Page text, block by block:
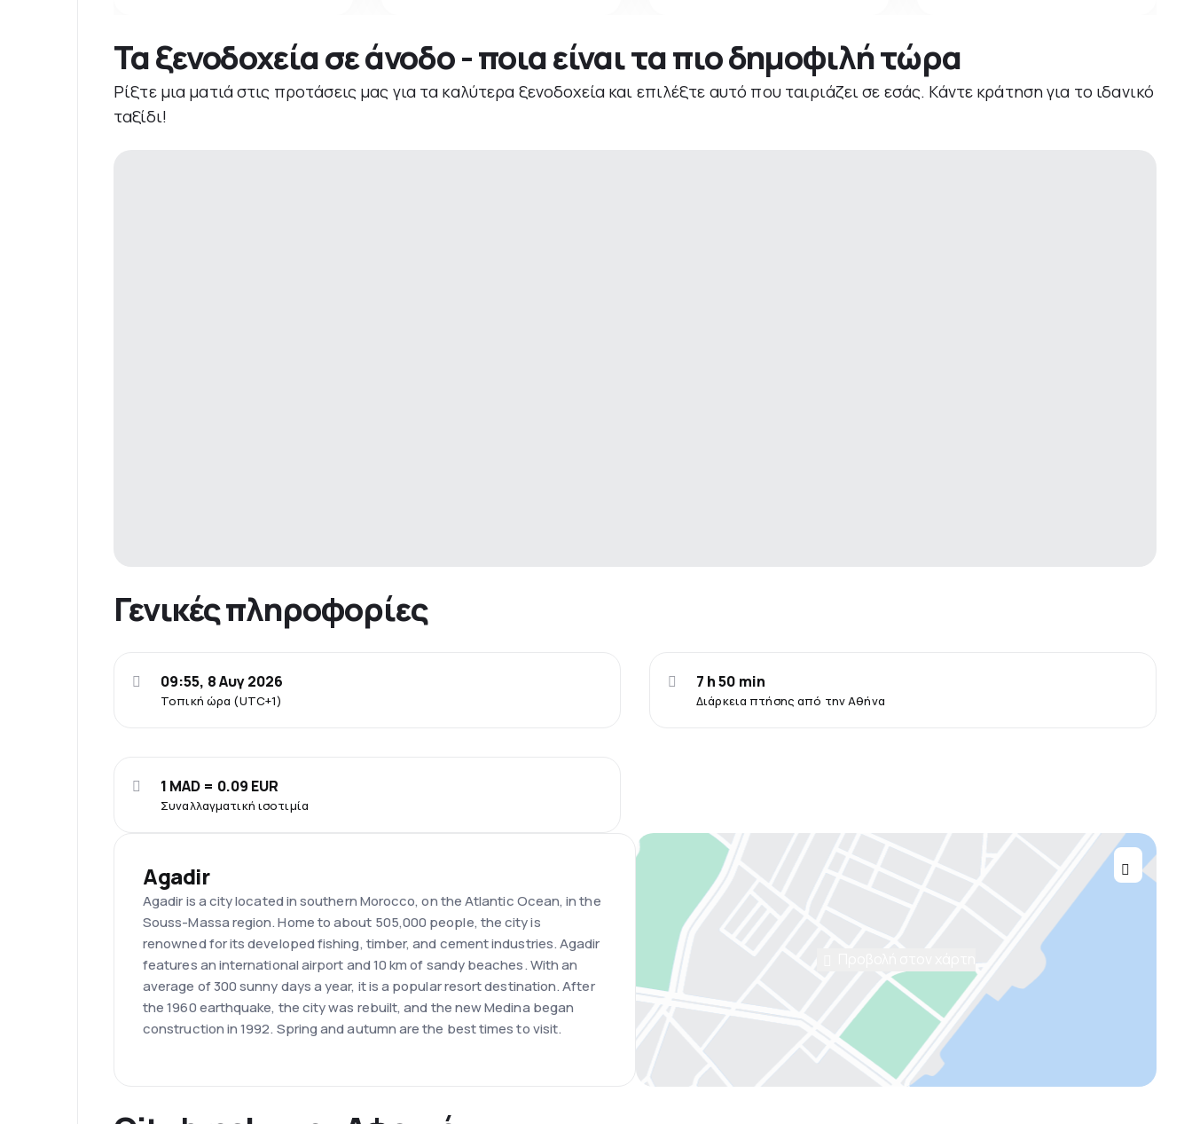
Τα ξενοδοχεία σε άνοδο - ποια είναι τα πιο δημοφιλή τώρα
Ρίξτε μια ματιά στις προτάσεις μας για τα καλύτερα ξενοδοχεία και επιλέξτε αυτό που ταιριάζει σε εσάς. Κάντε κράτηση για το ιδανικό
ταξίδι!
Γενικές πληροφορίες
Τοπική ώρα (UTC+1)
09:55, 8 Αυγ 2026
Διάρκεια πτήσης από την Αθήνα
7 h 50 min
Συναλλαγματική ισοτιμία
1 MAD = 0.09 EUR
Agadir
Agadir is a city located in southern Morocco, on the Atlantic Ocean, in the
Souss-Massa region. Home to about 505,000 people, the city is
renowned for its developed fishing, timber, and cement industries. Agadir
features an international airport and 10 km of sandy beaches. With an
average of 300 sunny days a year, it is a popular resort destination. After
the 1960 earthquake, the city was rebuilt, and the new Medina began
construction in 1992. Spring and autumn are the best times to visit.